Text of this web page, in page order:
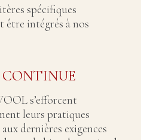
spécifiques
être intégrés à nos
s’efforcent
leurs pratiques
dernières exigences